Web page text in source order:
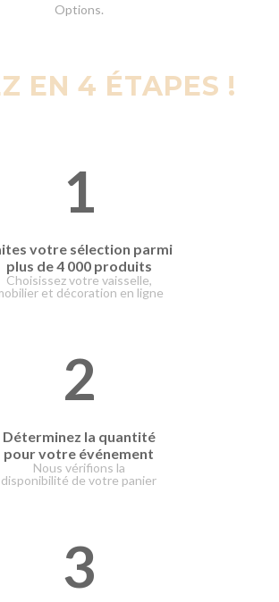
Options.
EN 4 ÉTAPES !
1
votre sélection parmi
plus de 4 000 produits
Choisissez votre vaisselle,
et décoration en ligne
2
Déterminez la quantité
pour votre événement
Nous vérifions la
disponibilité de votre panier
3